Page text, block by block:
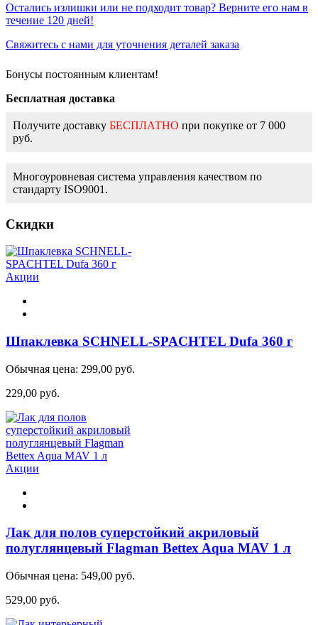
Остались излишки или не подходит товар? Верните его нам в
течение 120 дней!
Свяжитесь с нами для уточнения деталей заказа
Бонусы постоянным клиентам!
Бесплатная доставка
Получите доставку БЕСПЛАТНО при покупке от 7 000
руб.
Многоуровневая система управления качеством по
стандарту ISO9001.
Скидки
Акции
Шпаклевка SCHNELL-SPACHTEL Dufa 360 г
Обычная цена: 299,00 руб.
229,00 руб.
Акции
Лак для полов суперстойкий акриловый
полуглянцевый Flagman Bettex Aqua MAV 1 л
Обычная цена: 549,00 руб.
529,00 руб.